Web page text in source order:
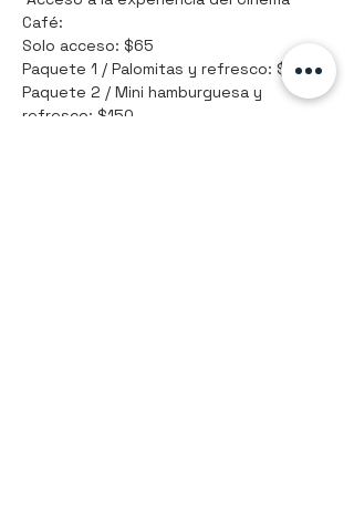
Café:
Solo acceso: $65
Paquete 1 / Palomitas y refresco: $80
Paquete 2 / Mini hamburguesa y
refresco: $150